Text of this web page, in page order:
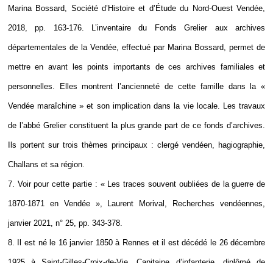
Marina Bossard, Société d’Histoire et d’Étude du Nord-Ouest Vendée,
2018, pp. 163-176. L’inventaire du Fonds Grelier aux archives
départementales de la Vendée, effectué par Marina Bossard, permet de
mettre en avant les points importants de ces archives familiales et
personnelles. Elles montrent l’ancienneté de cette famille dans la «
Vendée maraîchine » et son implication dans la vie locale. Les travaux
de l’abbé Grelier constituent la plus grande part de ce fonds d’archives.
Ils portent sur trois thèmes principaux : clergé vendéen, hagiographie,
Challans et sa région.
7. Voir pour cette partie : « Les traces souvent oubliées de la guerre de
1870-1871 en Vendée », Laurent Morival, Recherches vendéennes,
janvier 2021, n° 25, pp. 343-378.
8. Il est né le 16 janvier 1850 à Rennes et il est décédé le 26 décembre